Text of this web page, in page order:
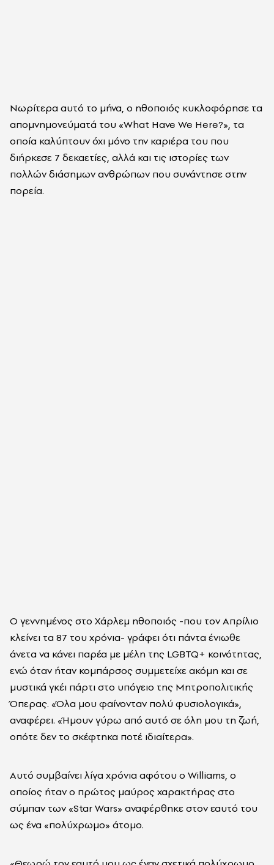
Νωρίτερα αυτό το μήνα, ο ηθοποιός κυκλοφόρησε τα
απομνημονεύματά του «What Have We Here?», τα
οποία καλύπτουν όχι μόνο την καριέρα του που
διήρκεσε 7 δεκαετίες, αλλά και τις ιστορίες των
πολλών διάσημων ανθρώπων που συνάντησε στην
πορεία.
Ο γεννημένος στο Χάρλεμ ηθοποιός -που τον Απρίλιο
κλείνει τα 87 του χρόνια- γράφει ότι πάντα ένιωθε
άνετα να κάνει παρέα με μέλη της LGBTQ+ κοινότητας,
ενώ όταν ήταν κομπάρσος συμμετείχε ακόμη και σε
μυστικά γκέι πάρτι στο υπόγειο της Μητροπολιτικής
Όπερας. «Όλα μου φαίνονταν πολύ φυσιολογικά»,
αναφέρει. «Ήμουν γύρω από αυτό σε όλη μου τη ζωή,
οπότε δεν το σκέφτηκα ποτέ ιδιαίτερα».
Αυτό συμβαίνει λίγα χρόνια αφότου ο Williams, ο
οποίος ήταν ο πρώτος μαύρος χαρακτήρας στο
σύμπαν των «Star Wars» αναφέρθηκε στον εαυτό του
ως ένα «πολύχρωμο» άτομο.